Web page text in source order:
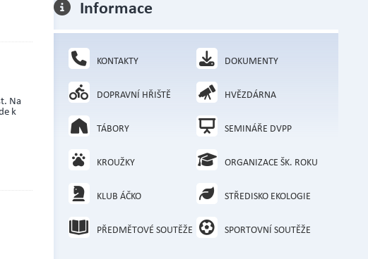
Na
k
Informace
KONTAKTY DOKUMENTY
DOPRAVNÍ HŘIŠTĚ HVĚZDÁRNA
TÁBORY SEMINÁŘE DVPP
KROUŽKY ORGANIZACE ŠK. ROKU
KLUB ÁČKO STŘEDISKO EKOLOGIE
PŘEDMĚTOVÉ SOUTĚŽE SPORTOVNÍ SOUTĚŽE